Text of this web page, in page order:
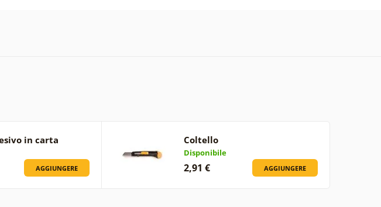
in carta
AGGIUNGERE
Coltello
Disponibile
2,91 € AGGIUNGERE